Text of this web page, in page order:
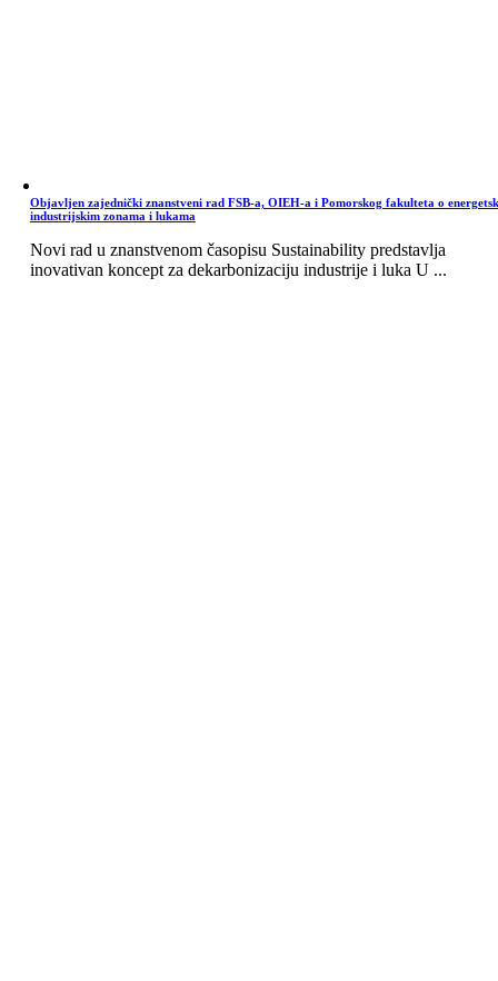
Objavljen zajednički znanstveni rad FSB-a, OIEH-a i Pomorskog fakulteta o
industrijskim zonama i lukama
Novi rad u znanstvenom časopisu Sustainability predstavlja
inovativan koncept za dekarbonizaciju industrije i luka U ...